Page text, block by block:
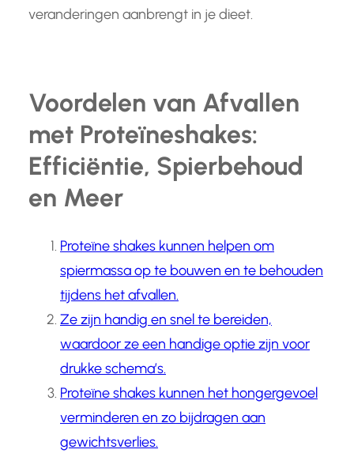
veranderingen aanbrengt in je dieet.
Voordelen van Afvallen
met Proteïneshakes:
Efficiëntie, Spierbehoud
en Meer
Proteïne shakes kunnen helpen om
spiermassa op te bouwen en te behouden
tijdens het afvallen.
Ze zijn handig en snel te bereiden,
waardoor ze een handige optie zijn voor
drukke schema’s.
Proteïne shakes kunnen het hongergevoel
verminderen en zo bijdragen aan
gewichtsverlies.